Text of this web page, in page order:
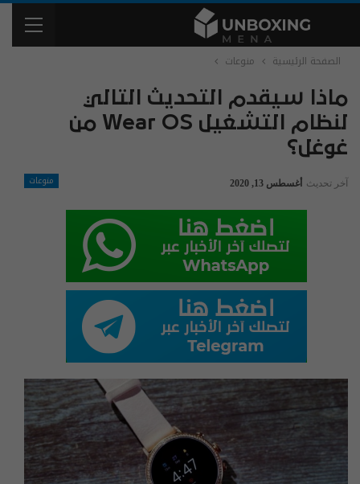
الصفحة الرئيسية منوعات
ماذا سيقدم التحديث التالي
لنظام التشغيل Wear OS من
غوغل؟
منوعات آخر تحديث أغسطس 13, 2020